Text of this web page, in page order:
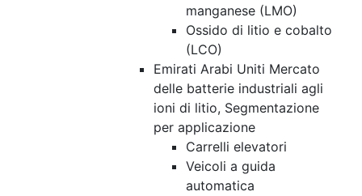
manganese (LMO)
Ossido di litio e cobalto
(LCO)
Emirati Arabi Uniti Mercato
delle batterie industriali agli
ioni di litio, Segmentazione
per applicazione
Carrelli elevatori
Veicoli a guida
automatica